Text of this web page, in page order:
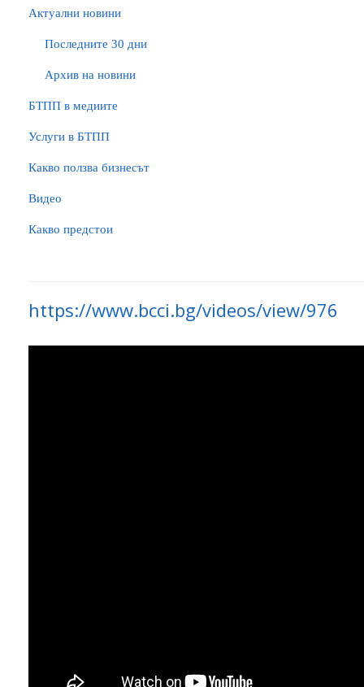
Актуални новини
Последните 30 дни
Архив на новини
БTПП в медиите
Услуги в БТПП
Какво ползва бизнесът
Видео
Какво предстои
https://www.bcci.bg/videos/view/976